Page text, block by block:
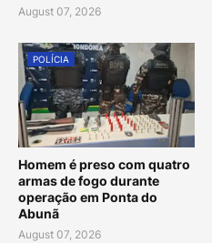
August 07, 2026
POLÍCIA
Homem é preso com quatro
armas de fogo durante
operação em Ponta do
Abunã
August 07, 2026